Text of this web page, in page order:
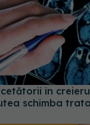
în
schimba